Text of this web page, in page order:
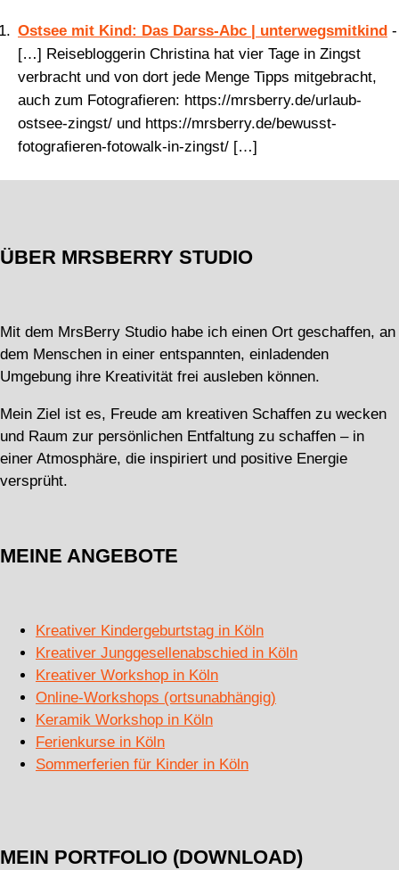
Ostsee mit Kind: Das Darss-Abc | unterwegsmitkind -
[…] Reisebloggerin Christina hat vier Tage in Zingst
verbracht und von dort jede Menge Tipps mitgebracht,
auch zum Fotografieren: https://mrsberry.de/urlaub-
ostsee-zingst/ und https://mrsberry.de/bewusst-
fotografieren-fotowalk-in-zingst/ […]
ÜBER MRSBERRY STUDIO
Mit dem MrsBerry Studio habe ich einen Ort geschaffen, an
dem Menschen in einer entspannten, einladenden
Umgebung ihre Kreativität frei ausleben können.
Mein Ziel ist es, Freude am kreativen Schaffen zu wecken
und Raum zur persönlichen Entfaltung zu schaffen – in
einer Atmosphäre, die inspiriert und positive Energie
versprüht.
MEINE ANGEBOTE
Kreativer Kindergeburtstag in Köln
Kreativer Junggesellenabschied in Köln
Kreativer Workshop in Köln
Online-Workshops (ortsunabhängig)
Keramik Workshop in Köln
Ferienkurse in Köln
Sommerferien für Kinder in Köln
MEIN PORTFOLIO (DOWNLOAD)